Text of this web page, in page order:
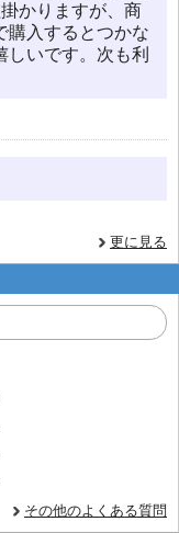
かりますが、商
購入するとつかな
しいです。次も利
更に見る
その他のよくある質問